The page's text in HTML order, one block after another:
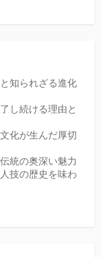
知られざる進化
し続ける理由と
化が生んだ厚切
統の奥深い魅力
技の歴史を味わ